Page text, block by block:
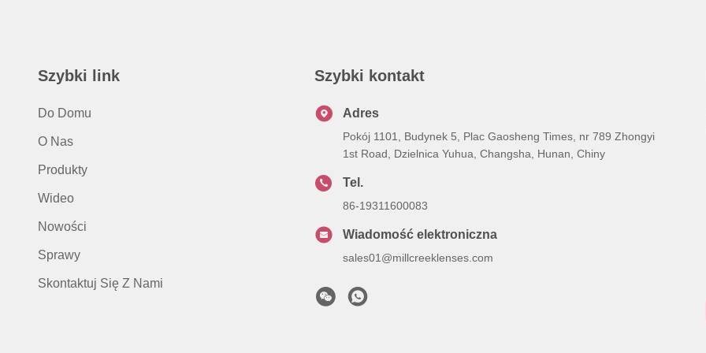
Szybki link
Do Domu
O Nas
Produkty
Wideo
Nowości
Sprawy
Skontaktuj Się Z Nami
Szybki kontakt
Adres
Pokój 1101, Budynek 5, Plac Gaosheng Times, nr 789 Zhongyi
1st Road, Dzielnica Yuhua, Changsha, Hunan, Chiny
Tel.
86-19311600083
Wiadomość elektroniczna
sales01@millcreeklenses.com